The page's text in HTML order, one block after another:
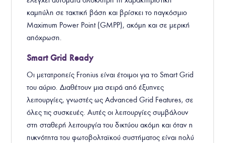
καμπύλη σε τακτική βάση και βρίσκει το παγκόσμιο
Maximum Power Point (GMPP), ακόμη και σε μερική
απόχρωση.
Smart Grid Ready
Οι μετατροπείς Fronius είναι έτοιμοι για το Smart Grid
του αύριο. Διαθέτουν μια σειρά από έξυπνες
λειτουργίες, γνωστές ως Advanced Grid Features, σε
όλες τις συσκευές. Αυτές οι λειτουργίες συμβάλουν
στη σταθερή λειτουργία του δικτύου ακόμη και όταν η
πυκνότητα του φωτοβολταϊκού συστήματος είναι πολύ